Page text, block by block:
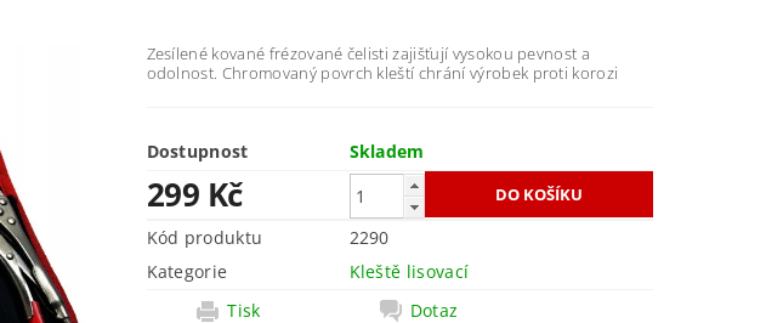
Zesílené kované frézované čelisti zajišťují vysokou pevnost a
odolnost. Chromovaný povrch kleští chrání výrobek proti korozi
Dostupnost Skladem
299 Kč
Kód produktu
2290
Kategorie
Kleště lisovací
Tisk
Dotaz